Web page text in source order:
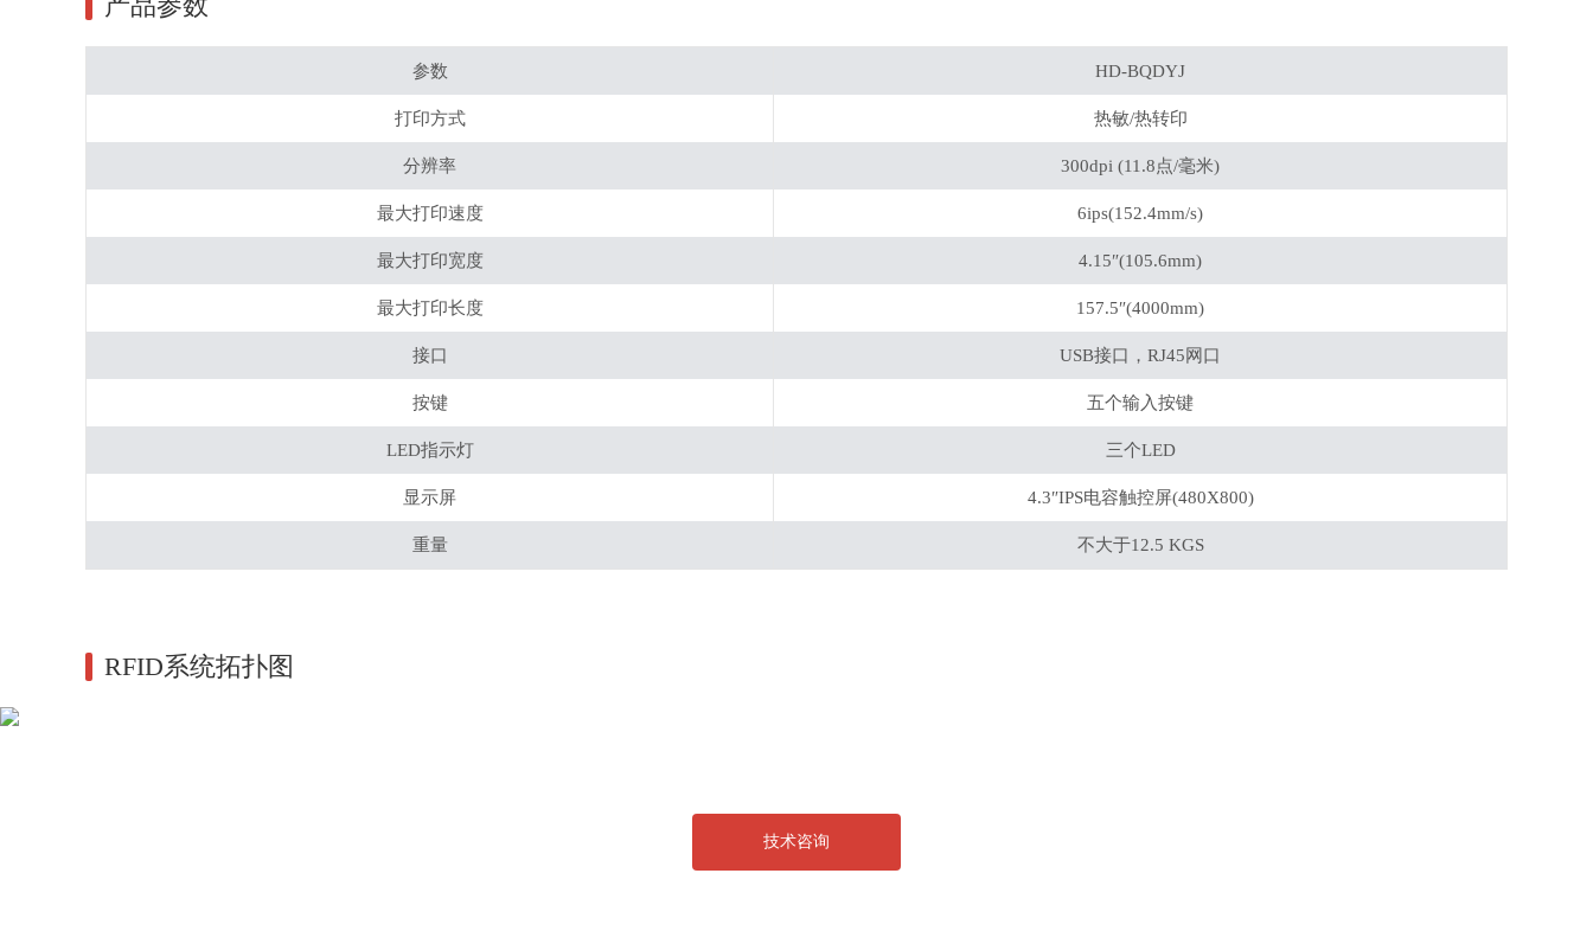
参数 HD-BQDYJ
打印方式 热敏/热转印
分辨率 300dpi (11.8点/毫米)
最大打印速度 6ips(152.4mm/s)
最大打印宽度 4.15″(105.6mm)
最大打印长度 157.5″(4000mm)
接口 USB接口，RJ45网口
按键 五个输入按键
LED指示灯 三个LED
显示屏 4.3″IPS电容触控屏(480X800)
重量 不大于12.5 KGS
RFID系统拓扑图
技术咨询